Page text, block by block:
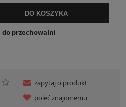
DO KOSZYKA
do przechowalni
zapytaj o produkt
poleć znajomemu